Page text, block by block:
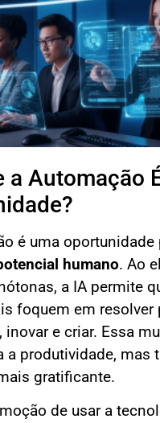
a Automação
é uma oportunidade
humano. Ao
a IA permite
foquem em resolver
e criar. Essa
a produtividade, mas
gratificante.
de usar a